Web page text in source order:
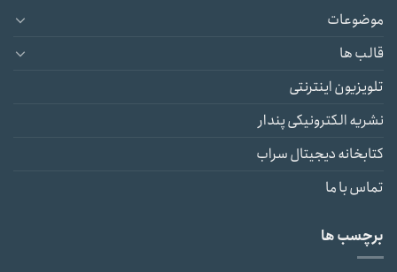
موضوعات
قالب ها
تلویزیون اینترنتی
نشریه الکترونیکی پندار
کتابخانه دیجیتال سراب
تماس با ما
برچسب ها